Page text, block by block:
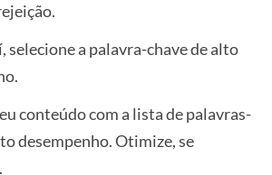
selecione a palavra-chave de alto
conteúdo com a lista de palavras-
desempenho. Otimize, se